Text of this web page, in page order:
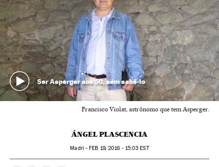
Ser Asperger aos 50, sem sabê-lo
Francisco Violat, astrônomo que tem Asperger.
ÁNGEL PLASCENCIA
Madri -FEB 19, 2016 - 15:03 EST